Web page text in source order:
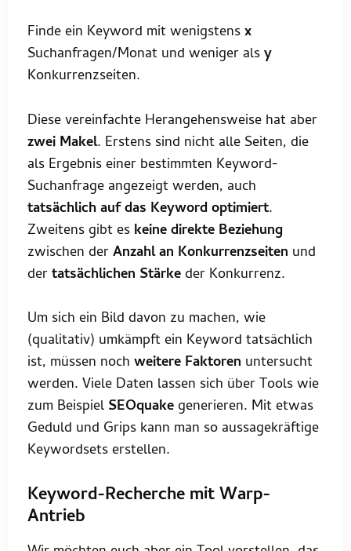
Finde ein Keyword mit wenigstensx
Suchanfragen/Monat und weniger alsy
Konkurrenzseiten.
Diese vereinfachte Herangehensweise hat aber
zwei Makel. Erstens sind nicht alle Seiten, die
als Ergebnis einer bestimmten Keyword-
Suchanfrage angezeigt werden, auch
tatsächlich auf das Keyword optimiert.
Zweitens gibt es keine direkte Beziehung
zwischen derAnzahl an Konkurrenzseiten und
dertatsächlichen Stärkeder Konkurrenz.
Um sich ein Bild davon zu machen, wie
(qualitativ) umkämpft ein Keyword tatsächlich
ist, müssen noch weitere Faktoren untersucht
werden. Viele Daten lassen sich über Tools wie
zum Beispiel SEOquakegenerieren. Mit etwas
Geduld und Grips kann man so aussagekräftige
Keywordsets erstellen.
Keyword-Recherche mit Warp-
Antrieb